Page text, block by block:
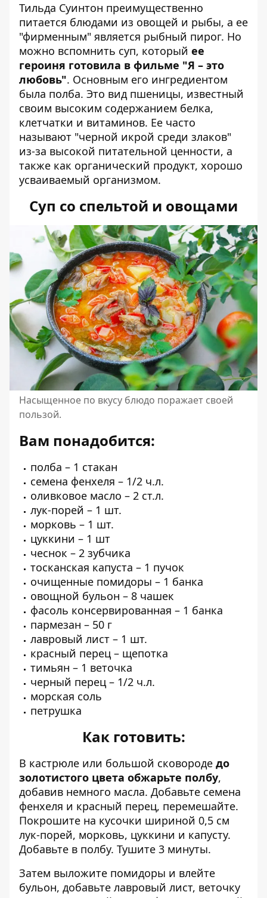
Тильда Суинтон преимущественно
питается блюдами из овощей и рыбы, а ее
"фирменным" является рыбный пирог. Но
можно вспомнить суп, который ее
героиня готовила в фильме "Я – это
любовь". Основным его ингредиентом
была полба. Это вид пшеницы, известный
своим высоким содержанием белка,
клетчатки и витаминов. Ее часто
называют "черной икрой среди злаков"
из-за высокой питательной ценности, а
также как органический продукт, хорошо
усваиваемый организмом.
Суп со спельтой и овощами
Насыщенное по вкусу блюдо поражает своей
пользой.
Вам понадобится:
полба – 1 стакан
семена фенхеля – 1/2 ч.л.
оливковое масло – 2 ст.л.
лук-порей – 1 шт.
морковь – 1 шт.
цуккини – 1 шт
чеснок – 2 зубчика
тосканская капуста – 1 пучок
очищенные помидоры – 1 банка
овощной бульон – 8 чашек
фасоль консервированная – 1 банка
пармезан – 50 г
лавровый лист – 1 шт.
красный перец – щепотка
тимьян – 1 веточка
черный перец – 1/2 ч.л.
морская соль
петрушка
Как готовить:
В кастрюле или большой сковороде до
золотистого цвета обжарьте полбу,
добавив немного масла. Добавьте семена
фенхеля и красный перец, перемешайте.
Покрошите на кусочки шириной 0,5 см
лук-порей, морковь, цуккини и капусту.
Добавьте в полбу. Тушите 3 минуты.
Затем выложите помидоры и влейте
бульон, добавьте лавровый лист, веточку